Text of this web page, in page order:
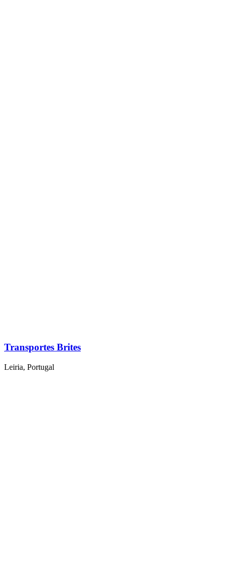
Transportes Brites
Leiria, Portugal